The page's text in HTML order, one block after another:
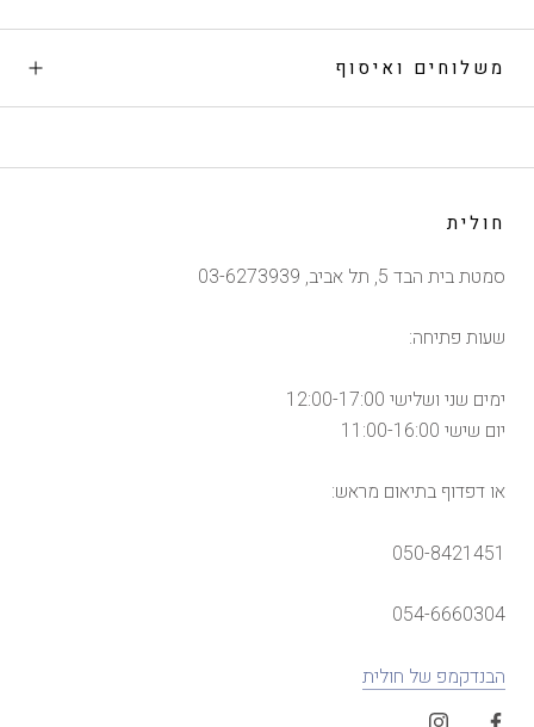
משלוחים ואיסוף
חולית
סמטת בית הבד 5, תל אביב, 03-6273939
שעות פתיחה:
ימים שני ושלישי 12:00-17:00
יום שישי 11:00-16:00
או דפדוף בתיאום מראש:
050-8421451
054-6660304
הבנדקמפ של חולית